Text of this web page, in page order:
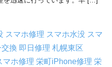
スマホ修理 スマホ水没 スマ
換 即日修理 札幌東区
マホ修理 栄町iPhone修理 栄